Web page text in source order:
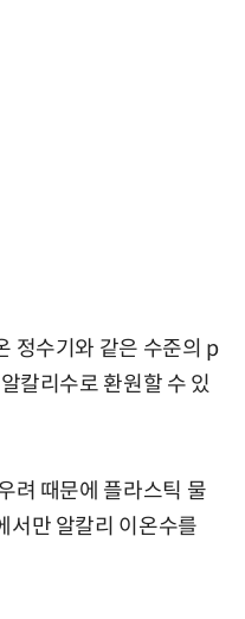
정수기와 같은 수준의 p
칼리수로 환원할 수 있
려 때문에 플라스틱 물
서만 알칼리 이온수를